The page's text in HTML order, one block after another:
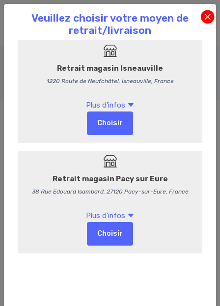
Nos Buffets
Accueil Commande en Ligne Nos Buffets